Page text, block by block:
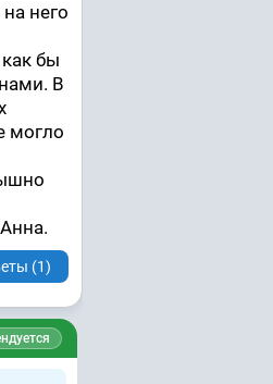
него
бы
В
могло
(1)